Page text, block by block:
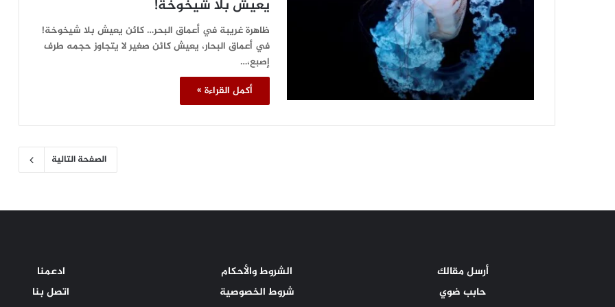
يعيش بلا شيخوخة!
ظاهرة غريبة في أعماق البحر… كائن يعيش بلا شيخوخة!
في أعماق البحار، يعيش كائن صغير لا يتجاوز حجمه طرف
إصبع،…
أكمل القراءة »
الصفحة التالية
أرسل مقالك
حابب ضوي
الشروط والأحكام
شروط الخصوصية
ادعمنا
اتصل بنا